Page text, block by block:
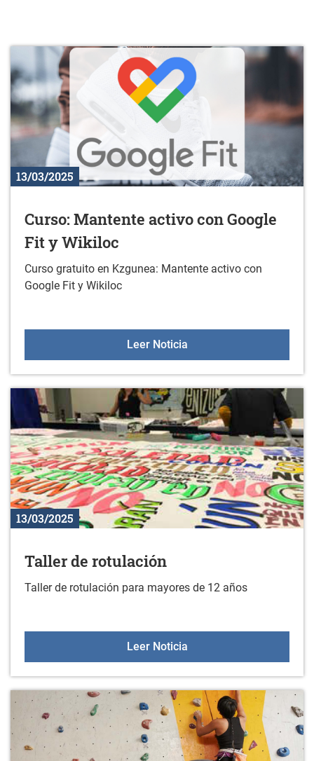
13/03/2025
Curso: Mantente activo con Google
Fit y Wikiloc
Curso gratuito en Kzgunea: Mantente activo con
Google Fit y Wikiloc
Leer NoticiaCurso: Mantente activo
13/03/2025
Taller de rotulación
Taller de rotulación para mayores de 12 años
Leer NoticiaTaller de rotulación